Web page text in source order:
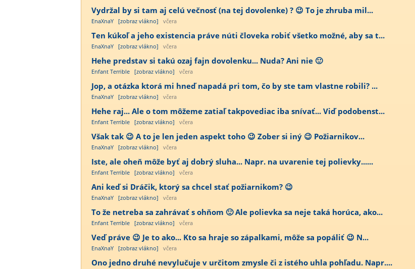
Vydržal by si tam aj celú večnosť (na tej dovolenke) ? 😉 To je zhruba mil...
EnaXnaY [zobraz vlákno] včera
Ten kúkoľ a jeho existencia práve núti človeka robiť všetko možné, aby sa t...
EnaXnaY [zobraz vlákno] včera
Hehe predstav si takú ozaj fajn dovolenku... Nuda? Ani nie 🙂
Enfant Terrible [zobraz vlákno] včera
Jop, a otázka ktorá mi hneď napadá pri tom, čo by ste tam vlastne robili? ...
EnaXnaY [zobraz vlákno] včera
Hehe raj... Ale o tom môžeme zatiaľ takpovediac iba snívať... Viď podobenst...
Enfant Terrible [zobraz vlákno] včera
Však tak 😉 A to je len jeden aspekt toho 😉 Zober si iný 😉 Požiarnikov...
EnaXnaY [zobraz vlákno] včera
Iste, ale oheň môže byť aj dobrý sluha... Napr. na uvarenie tej polievky......
Enfant Terrible [zobraz vlákno] včera
Ani keď si Dráčik, ktorý sa chcel stať požiarnikom? 😉
EnaXnaY [zobraz vlákno] včera
To že netreba sa zahrávať s ohňom 🙂 Ale polievka sa neje taká horúca, ako...
Enfant Terrible [zobraz vlákno] včera
Veď práve 😉 Je to ako... Kto sa hraje so zápalkami, môže sa popáliť 😉 N...
EnaXnaY [zobraz vlákno] včera
Ono jedno druhé nevylučuje v určitom zmysle či z istého uhla pohľadu. Napr....